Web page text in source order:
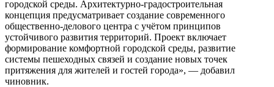
городской среды. Архитектурно-градостроительная
концепция предусматривает создание современного
общественно-делового центра с учётом принципов
устойчивого развития территорий. Проект включает
формирование комфортной городской среды, развитие
системы пешеходных связей и создание новых точек
притяжения для жителей и гостей города», — добавил
чиновник.